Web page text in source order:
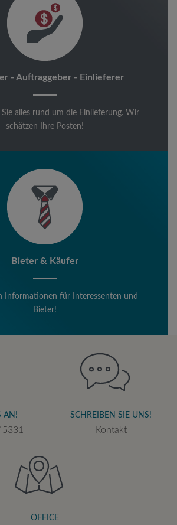
- Auftraggeber - Einlieferer
alles rund um die Einlieferung. Wir
schätzen Ihre Posten!
Bieter & Käufer
Informationen für Interessenten und
Bieter!
AN! SCHREIBEN SIE UNS!
Kontakt
OFFICE